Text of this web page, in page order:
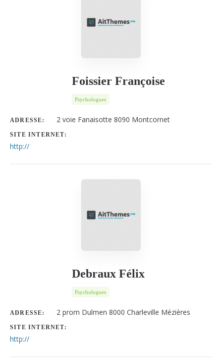
Foissier Françoise
Psychologues
ADRESSE: 2 voie Fanaisotte 8090 Montcornet
SITE INTERNET:
http://
Debraux Félix
Psychologues
ADRESSE: 2 prom Dulmen 8000 Charleville Mézières
SITE INTERNET:
http://